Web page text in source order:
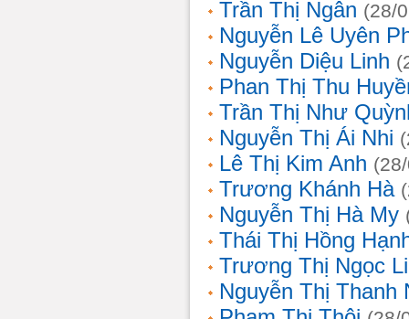
Trần Thị Ngân (28/
Nguyễn Lê Uyên
Nguyễn Diệu Linh
Phan Thị Thu
Trần Thị Như
Nguyễn Thị Ái Nhi
Lê Thị Kim Anh
Trương Khánh Hà
Nguyễn Thị Hà My
Thái Thị Hồng
Trương Thị Ngọc
Nguyễn Thị Thanh